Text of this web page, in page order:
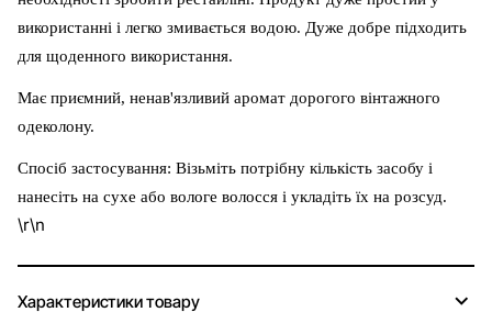
використанні і легко змивається водою. Дуже добре підходить
для щоденного використання.
Має приємний, ненав'язливий аромат дорогого вінтажного
одеколону.
Спосіб застосування: Візьміть потрібну кількість засобу і
нанесіть на сухе або вологе волосся і укладіть їх на розсуд.
\r\n
Характеристики товару